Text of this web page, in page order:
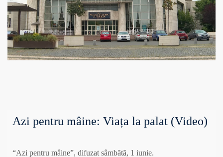
Azi pentru mâine: Viața la palat (Video)
“Azi pentru mâine”, difuzat sâmbătă, 1 iunie.